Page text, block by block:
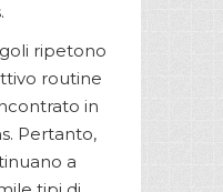
ripetono
routine
in
Pertanto,
a